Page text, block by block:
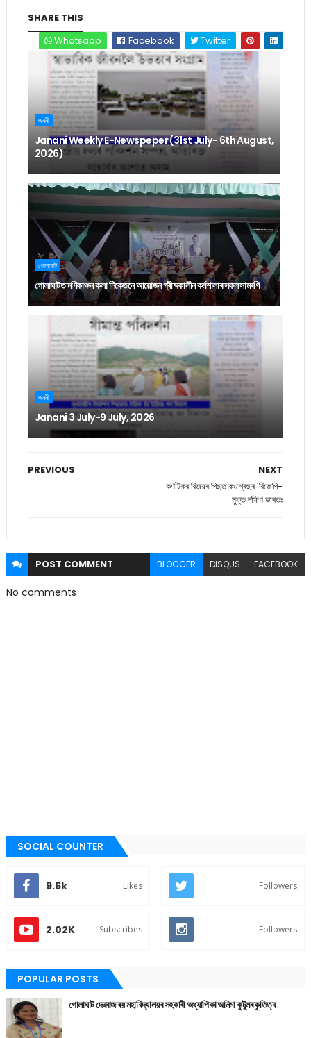
SHARE THIS
Whatsapp
Facebook Twitter
জননী
Janani Weekly E-Newspeper (31st July- 6th August,
2026)
গোলাঘাট
গোলাঘাটত মণিকাঞ্চন কলা নিকেতনে আয়োজন গ্ৰীষ্মকালীন কৰ্মশালাৰ সফল সামৰণি
জননী
Janani 3 July-9 July, 2026
NEXT
কৰ্ণাটকৰ বিজয়ৰ পিছত কংগ্ৰেছৰ 'বিজেপি-
মুক্ত দক্ষিণ ভাৰতঃ
PREVIOUS
POST COMMENT BLOGGER DISQUS FACEBOOK
No comments
SOCIAL COUNTER
9.6k Likes Followers
2.02K Subscribes Followers
POPULAR POSTS
গোলাঘাট দেৱৰাজ ৰয় মহাবিদ্যালয়ৰ সহকাৰী অধ্যাপিকা অনিমা কুটুমৰ কৃতিত্ব